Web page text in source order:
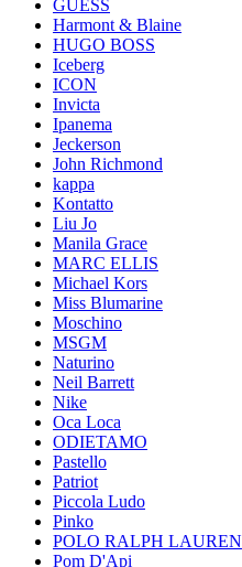
GUESS
Harmont & Blaine
HUGO BOSS
Iceberg
ICON
Invicta
Ipanema
Jeckerson
John Richmond
kappa
Kontatto
Liu Jo
Manila Grace
MARC ELLIS
Michael Kors
Miss Blumarine
Moschino
MSGM
Naturino
Neil Barrett
Nike
Oca Loca
ODIETAMO
Pastello
Patriot
Piccola Ludo
Pinko
POLO RALPH LAUREN
Pom D'Api